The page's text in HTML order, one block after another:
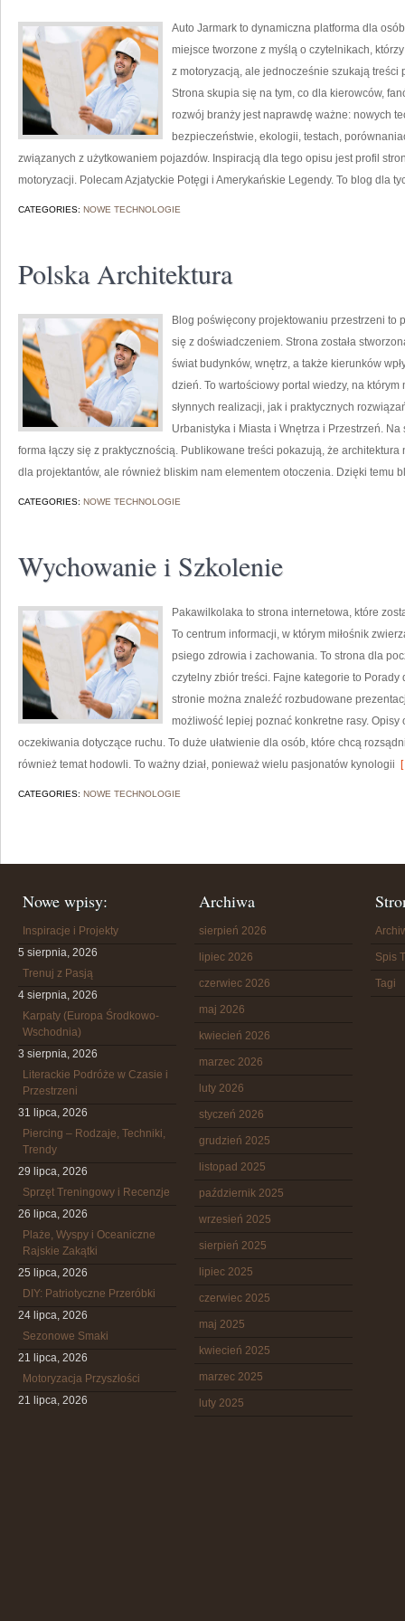
Auto Jarmark to dynamiczna platforma dla
miejsce tworzone z myślą o czytelnikach,
z motoryzacją, ale jednocześnie szukają
Strona skupia się na tym, co dla kierowców,
rozwój branży jest naprawdę ważne: nowych
bezpieczeństwie, ekologii, testach,
związanych z użytkowaniem pojazdów. Inspiracją dla tego opisu jest profil
motoryzacji. Polecam Azjatyckie Potęgi i Amerykańskie Legendy. To blog dla
CATEGORIES: NOWE TECHNOLOGIE
Polska Architektura
Blog poświęcony projektowaniu przestrzeni to
się z doświadczeniem. Strona została
świat budynków, wnętrz, a także kierunków
dzień. To wartościowy portal wiedzy, na
słynnych realizacji, jak i praktycznych
Urbanistyka i Miasta i Wnętrza i Przestrzeń.
forma łączy się z praktycznością. Publikowane treści pokazują, że
dla projektantów, ale również bliskim nam elementem otoczenia. Dzięki temu
CATEGORIES: NOWE TECHNOLOGIE
Wychowanie i Szkolenie
Pakawilkolaka to strona internetowa, które
To centrum informacji, w którym miłośnik
psiego zdrowia i zachowania. To strona dla
czytelny zbiór treści. Fajne kategorie to
stronie można znaleźć rozbudowane
możliwość lepiej poznać konkretne rasy.
oczekiwania dotyczące ruchu. To duże ułatwienie dla osób, które chcą
również temat hodowli. To ważny dział, ponieważ wielu pasjonatów kynologii
CATEGORIES: NOWE TECHNOLOGIE
Nowe wpisy:
Inspiracje i Projekty
5 sierpnia, 2026
Trenuj z Pasją
4 sierpnia, 2026
Karpaty (Europa Środkowo-
Wschodnia)
3 sierpnia, 2026
Literackie Podróże w Czasie i
Przestrzeni
31 lipca, 2026
Piercing – Rodzaje, Techniki,
Trendy
29 lipca, 2026
Sprzęt Treningowy i Recenzje
26 lipca, 2026
Plaże, Wyspy i Oceaniczne
Rajskie Zakątki
25 lipca, 2026
DIY: Patriotyczne Przeróbki
24 lipca, 2026
Sezonowe Smaki
21 lipca, 2026
Motoryzacja Przyszłości
21 lipca, 2026
Archiwa
sierpień 2026
lipiec 2026
czerwiec 2026
maj 2026
kwiecień 2026
marzec 2026
luty 2026
styczeń 2026
grudzień 2025
listopad 2025
październik 2025
wrzesień 2025
sierpień 2025
lipiec 2025
czerwiec 2025
maj 2025
kwiecień 2025
marzec 2025
luty 2025
Spis
Tagi